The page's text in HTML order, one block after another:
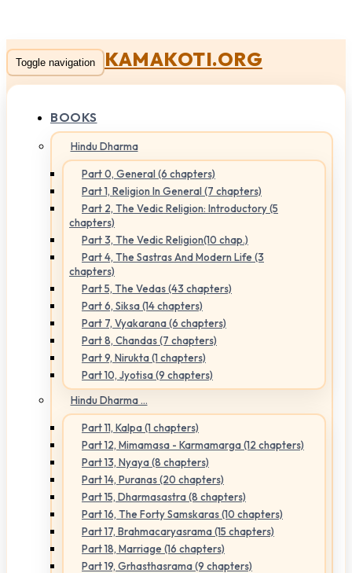
Toggle navigation KAMAKOTI.ORG
BOOKS
Hindu Dharma
Part 0, General (6 chapters)
Part 1, Religion In General (7 chapters)
Part 2, The Vedic Religion: Introductory (5
chapters)
Part 3, The Vedic Religion(10 chap.)
Part 4, The Sastras And Modern Life (3
chapters)
Part 5, The Vedas (43 chapters)
Part 6, Siksa (14 chapters)
Part 7, Vyakarana (6 chapters)
Part 8, Chandas (7 chapters)
Part 9, Nirukta (1 chapters)
Part 10, Jyotisa (9 chapters)
Hindu Dharma ...
Part 11, Kalpa (1 chapters)
Part 12, Mimamasa - Karmamarga (12 chapters)
Part 13, Nyaya (8 chapters)
Part 14, Puranas (20 chapters)
Part 15, Dharmasastra (8 chapters)
Part 16, The Forty Samskaras (10 chapters)
Part 17, Brahmacaryasrama (15 chapters)
Part 18, Marriage (16 chapters)
Part 19, Grhasthasrama (9 chapters)